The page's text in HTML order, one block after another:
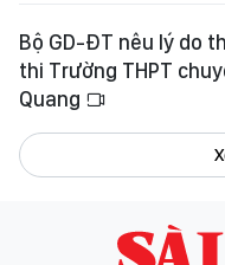
Bộ GD-ĐT nêu lý do
thi Trường THPT
Quang